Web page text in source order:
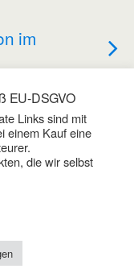
im
&
EU-DSGVO
Links sind mit
einem Kauf eine
die wir selbst